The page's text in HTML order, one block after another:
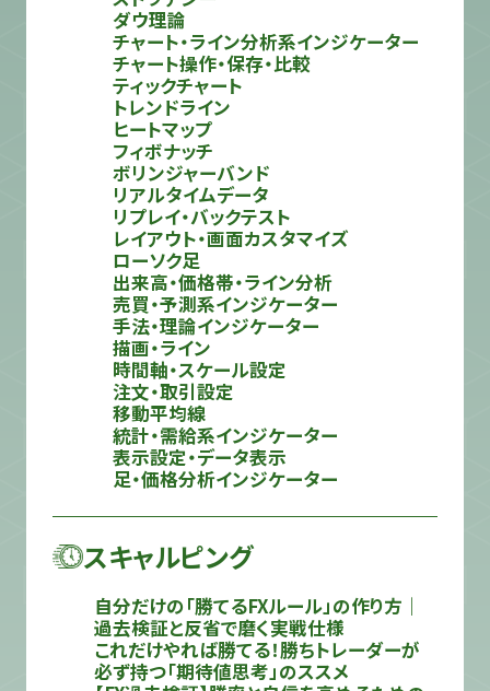
ダウ理論
チャート・ライン分析系インジケーター
チャート操作・保存・比較
ティックチャート
トレンドライン
ヒートマップ
フィボナッチ
ボリンジャーバンド
リアルタイムデータ
リプレイ・バックテスト
レイアウト・画面カスタマイズ
ローソク足
出来高・価格帯・ライン分析
売買・予測系インジケーター
手法・理論インジケーター
描画・ライン
時間軸・スケール設定
注文・取引設定
移動平均線
統計・需給系インジケーター
表示設定・データ表示
足・価格分析インジケーター
スキャルピング
自分だけの「勝てるFXルール」の作り方｜
過去検証と反省で磨く実戦仕様
これだけやれば勝てる！勝ちトレーダーが
必ず持つ「期待値思考」のススメ